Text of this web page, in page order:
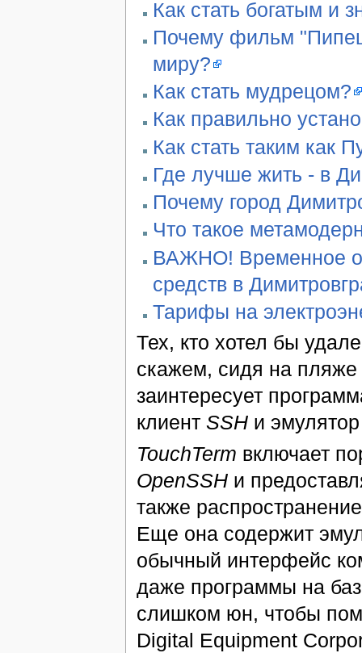
Как стать богатым и
Почему фильм
миру?
Как стать мудрецом?
Как правильно
Как стать таким как
Где лучше жить - в
Почему город
Что такое
ВАЖНО! Временное
средств в
Тарифы на
Тех, кто хотел бы
скажем, сидя на
заинтересует
клиент SSHи
TouchTerm включает
OpenSSHи
также
Еще она содержит
обычный интерфейс
даже программы на
слишком юн, чтобы
Digital Equipment